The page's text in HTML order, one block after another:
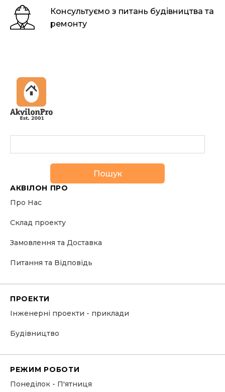
Консультуємо з питань будівництва та
ремонту
Пошук
АКВІЛОН ПРО
Про Нас
Склад проекту
Замовлення та Доставка
Питання та Відповідь
ПРОЕКТИ
Інженерні проекти - приклади
Будівництво
РЕЖИМ РОБОТИ
Понеділок - П'ятниця